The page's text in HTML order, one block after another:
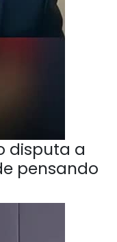
disputa a
pensando